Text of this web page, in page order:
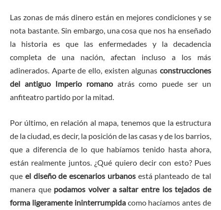
Las zonas de más dinero están en mejores condiciones y se
nota bastante. Sin embargo, una cosa que nos ha enseñado
la historia es que las enfermedades y la decadencia
completa de una nación, afectan incluso a los más
adinerados. Aparte de ello, existen algunas construcciones
del antiguo Imperio romanoatrás como puede ser un
anfiteatro partido por la mitad.
Por último, en relación al mapa, tenemos que la estructura
de la ciudad, es decir, la posición de las casas y de los barrios,
que a diferencia de lo que habíamos tenido hasta ahora,
están realmente juntos. ¿Qué quiero decir con esto? Pues
que el diseño de escenarios urbanosestá planteado de tal
manera quepodamos volver a saltar entre los tejados de
forma ligeramente ininterrumpidacomo hacíamos antes de